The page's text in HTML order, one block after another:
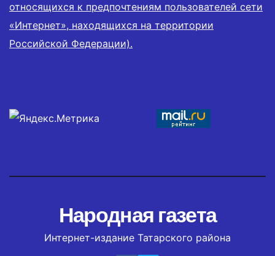
относящихся к предпочтениям пользователей сети
«Интернет», находящихся на территории
Российской Федерации).
Народная газета
Интернет-издание Татарского района